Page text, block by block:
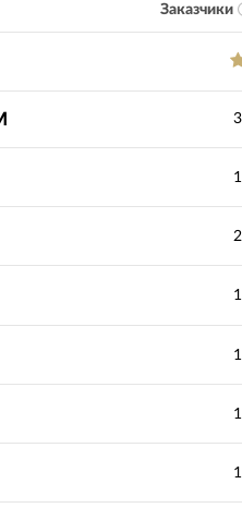
Заказчики
3
1
2
1
1
1
1